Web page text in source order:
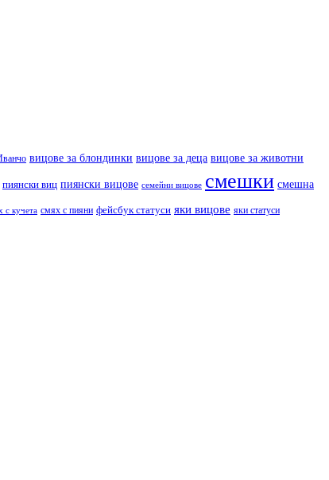
вицове за блондинки вицове за деца вицове за животни
пиянски виц пиянски вицове семейни вицове смешки смешна
с кучета смях с пияни фейсбук статуси яки вицове яки статуси